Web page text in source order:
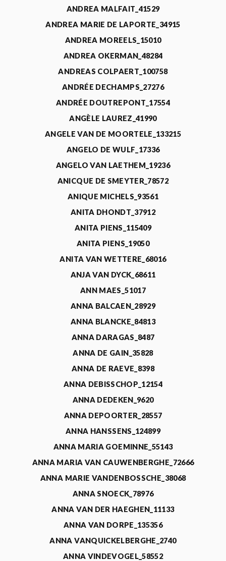
ANDREA MALFAIT_41529
ANDREA MARIE DE LAPORTE_34915
ANDREA MOREELS_15010
ANDREA OKERMAN_48284
ANDREAS COLPAERT_100758
ANDRÉE DECHAMPS_27276
ANDRÉE DOUTREPONT_17554
ANGÈLE LAUREZ_41990
ANGELE VAN DE MOORTELE_133215
ANGELO DE WULF_17336
ANGELO VAN LAETHEM_19236
ANICQUE DE SMEYTER_78572
ANIQUE MICHELS_93561
ANITA DHONDT_37912
ANITA PIENS_115409
ANITA PIENS_19050
ANITA VAN WETTERE_68016
ANJA VAN DYCK_68611
ANN MAES_51017
ANNA BALCAEN_28929
ANNA BLANCKE_84813
ANNA DARAGAS_8487
ANNA DE GAIN_35828
ANNA DE RAEVE_8398
ANNA DEBISSCHOP_12154
ANNA DEDEKEN_9620
ANNA DEPOORTER_28557
ANNA HANSSENS_124899
ANNA MARIA GOEMINNE_55143
ANNA MARIA VAN CAUWENBERGHE_72666
ANNA MARIE VANDENBOSSCHE_38068
ANNA SNOECK_78976
ANNA VAN DER HAEGHEN_11133
ANNA VAN DORPE_135356
ANNA VANQUICKELBERGHE_2740
ANNA VINDEVOGEL_58552